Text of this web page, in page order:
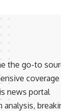
the go-to
news portal